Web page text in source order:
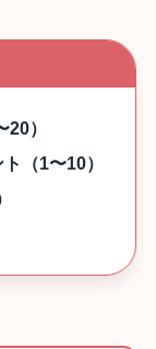
）
（1〜10）